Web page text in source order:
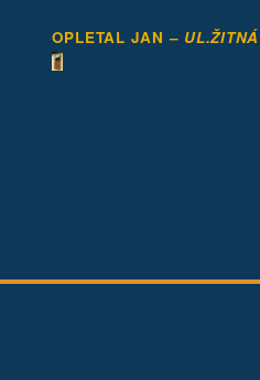
OPLETAL JAN – UL.ŽITNÁ